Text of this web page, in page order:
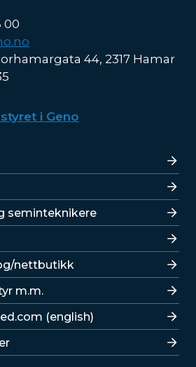
00
44, 2317 Hamar
i Geno
seminteknikere
nettbutikk
m.m.
(english)